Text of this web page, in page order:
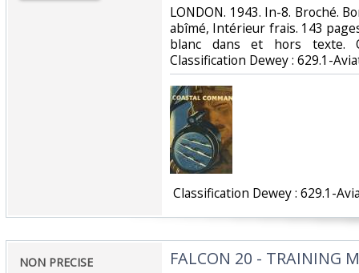
‎LONDON. 1943. In-8. Broché.
abîmé, Intérieur frais. 143
blanc dans et hors texte.
Classification Dewey : 629.1-
Classification Dewey : 629.1-
‎NON PRECISE‎ ‎FALCON 20 - TRAINING